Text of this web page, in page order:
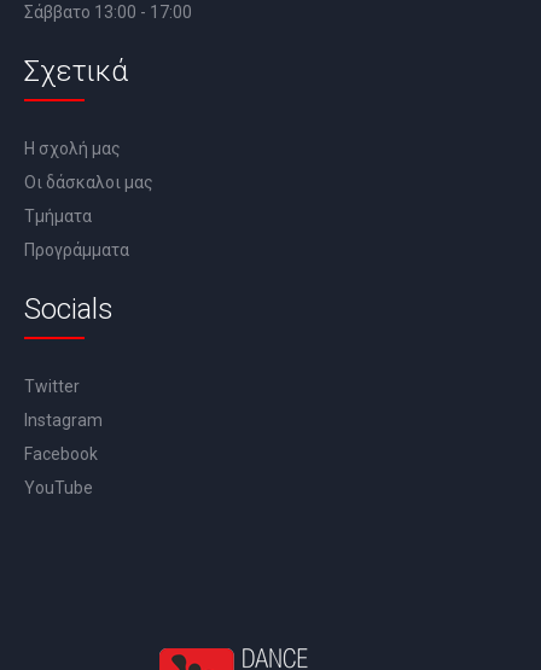
Σάββατο 13:00 - 17:00
Σχετικά
Η σχολή μας
Οι δάσκαλοι μας
Τμήματα
Προγράμματα
Socials
Twitter
Instagram
Facebook
YouTube